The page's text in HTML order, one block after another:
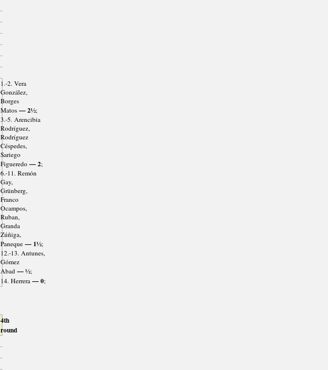
1.-2. Vera
González,
Borges
Matos— 2½;
3.-5. Arencibia
Rodríguez,
Rodríguez
Céspedes,
Sariego
Figueredo— 2;
6.-11. Remón
Gay,
Grünberg,
Franco
Ocampos,
Ruban,
Granda
Zúñiga,
Paneque— 1½;
12.-13. Antunes,
Gómez
Abad— ½;
14. Herrera— 0;
4th
round